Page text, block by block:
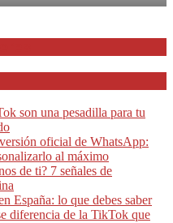
son una pesadilla para tu
oficial de WhatsApp:
al máximo
de ti? 7 señales de
España: lo que debes saber
diferencia de la TikTok que